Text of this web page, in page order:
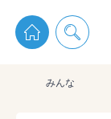
pixiv Sketchは2024
通
みんな